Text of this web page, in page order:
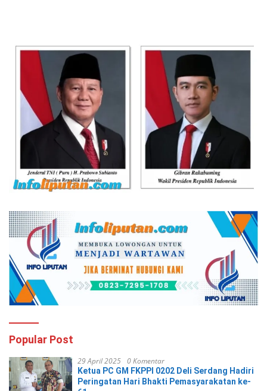
Popular Post
29 April 2025 0 Komentar
Ketua PC GM FKPPI 0202 Deli Serdang Hadiri
Peringatan Hari Bhakti Pemasyarakatan ke-